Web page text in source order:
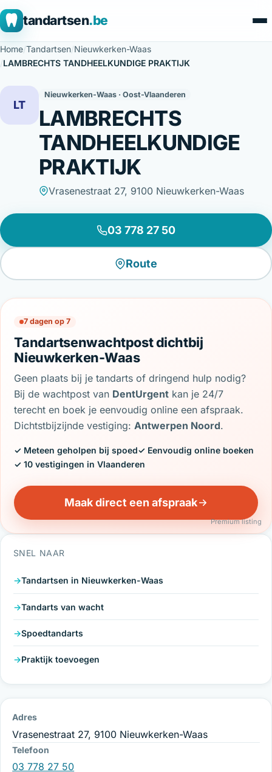
tandartsen.be
Home/Tandartsen/Nieuwkerken-Waas
/LAMBRECHTS TANDHEELKUNDIGE PRAKTIJK
LT
Nieuwkerken-Waas · Oost-Vlaanderen
LAMBRECHTS
TANDHEELKUNDIGE
PRAKTIJK
Vrasenestraat 27, 9100 Nieuwkerken-Waas
03 778 27 50
Route
7 dagen op 7
Tandartsenwachtpost dichtbij
Nieuwkerken-Waas
Geen plaats bij je tandarts of dringend hulp nodig?
Bij de wachtpost van DentUrgent kan je 24/7
terecht en boek je eenvoudig online een afspraak.
Dichtstbijzijnde vestiging:Antwerpen Noord.
✓ Meteen geholpen bij spoed✓ Eenvoudig online boeken
✓ 10 vestigingen in Vlaanderen
Maak direct een afspraak
Premium listing
SNEL NAAR
Tandartsen in Nieuwkerken-Waas
Tandarts van wacht
Spoedtandarts
Praktijk toevoegen
Adres
Vrasenestraat 27, 9100 Nieuwkerken-Waas
Telefoon
03 778 27 50